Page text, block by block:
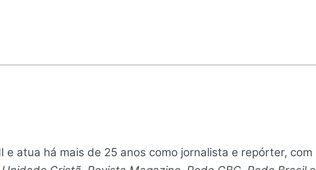
e atua há mais de 25 anos como jornalista e repórter, com